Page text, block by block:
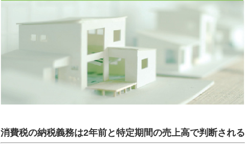
消費税の納税義務は2年前と特定期間の売上高で判断される